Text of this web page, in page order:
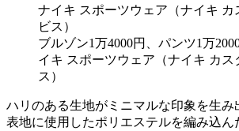
ブルゾン1万4000円、パンツ1万
イキ スポーツウェア（ナイキ カス
ス）
ハリのある生地がミニマルな印象を生み
表地に使用したポリエステルを編み込ん